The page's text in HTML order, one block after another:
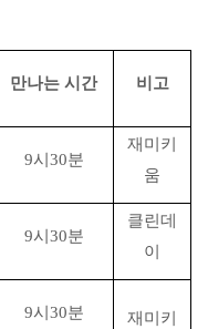
만나는 시간 비고
9시30분
재미키
움
9시30분
클린데
이
9시30분
재미키